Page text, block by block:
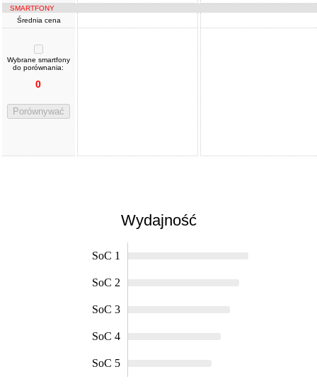
SMARTFONY
Średnia cena
Wybrane smartfony
do porównania:
0
Porównywać
Wydajność
SoC 1
SoC 2
SoC 3
SoC 4
SoC 5